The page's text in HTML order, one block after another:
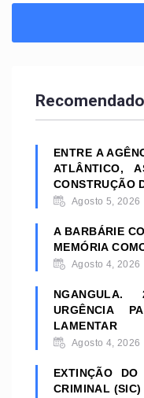
Recomendado
ENTRE A
ATLÂNTICO,
CONSTRUÇÃO
Agosto 5, 2026
A BARBÁRIE
MEMÓRIA
Agosto 4, 2026
URGÊNCIA
LAMENTAR
Agosto 4, 2026
EXTINÇÃO DO
CRIMINAL (SIC)